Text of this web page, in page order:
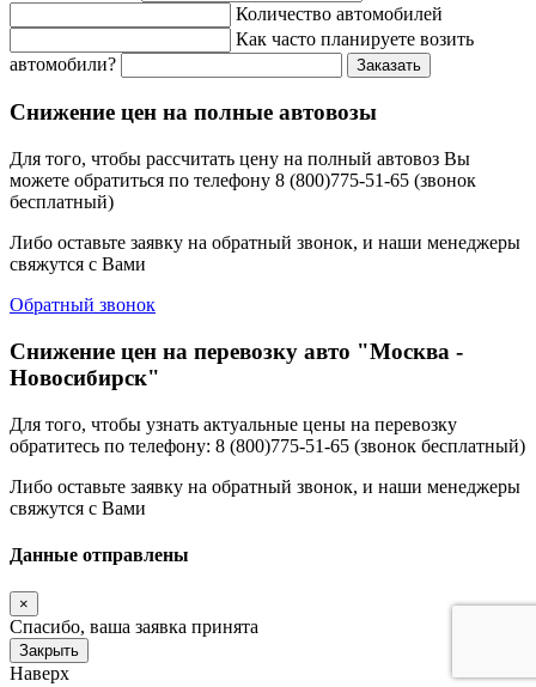
Количество автомобилей
Как часто планируете возить
автомобили?
Заказать
Снижение цен на полные автовозы
Для того, чтобы рассчитать цену на полный автовоз Вы
можете обратиться по телефону 8 (800)775-51-65 (звонок
бесплатный)
Либо оставьте заявку на обратный звонок, и наши менеджеры
свяжутся с Вами
Обратный звонок
Снижение цен на перевозку авто "Москва -
Новосибирск"
Для того, чтобы узнать актуальные цены на перевозку
обратитесь по телефону: 8 (800)775-51-65 (звонок бесплатный)
Либо оставьте заявку на обратный звонок, и наши менеджеры
свяжутся с Вами
Данные отправлены
×
Спасибо, ваша заявка принята
Закрыть
Наверх